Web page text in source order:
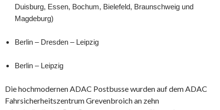
Duisburg, Essen, Bochum, Bielefeld, Braunschweig und
Magdeburg)
Berlin – Dresden – Leipzig
Berlin – Leipzig
Die hochmodernen ADAC Postbusse wurden auf dem ADAC
Fahrsicherheitszentrum Grevenbroich an zehn